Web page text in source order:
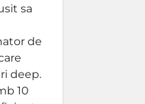
sa
de
deep.
10